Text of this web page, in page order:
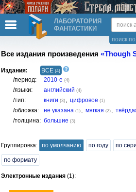
ЛАБОРАТОРИЯ
ФАНТАСТИКИ
поиск
Все издания произведения «Though
Издания: ВСЕ (4)
/период: 2010-е (4)
/языки: английский (4)
/тип: книги (3) , цифровое (1)
/обложка: не указана (1) , мягкая (2) ,
/толщина: большие (3)
Группировка: по умолчанию по году по
по формату
Электронные издания (1):